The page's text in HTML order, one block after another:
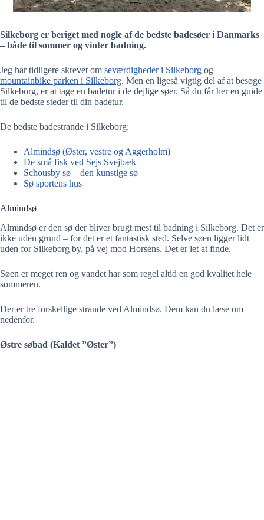
Silkeborg er beriget med nogle af de bedste badesøer i Danmarks
– både til sommer og vinter badning.
Jeg har tidligere skrevet om seværdigheder i Silkeborg og
mountainbike parken i Silkeborg. Men en ligeså vigtig del af at besøge
Silkeborg, er at tage en badetur i de dejlige søer. Så du får her en guide
til de bedste steder til din badetur.
De bedste badestrande i Silkeborg:
Almindsø (Øster, vestre og Aggerholm)
De små fisk ved Sejs Svejbæk
Schousby sø – den kunstige sø
Sø sportens hus
Almindsø
Almindsø er den sø der bliver brugt mest til badning i Silkeborg. Det er
ikke uden grund – for det er et fantastisk sted. Selve søen ligger lidt
uden for Silkeborg by, på vej mod Horsens. Det er let at finde.
Søen er meget ren og vandet har som regel altid en god kvalitet hele
sommeren.
Der er tre forskellige strande ved Almindsø. Dem kan du læse om
nedenfor.
Østre søbad (Kaldet ”Øster”)